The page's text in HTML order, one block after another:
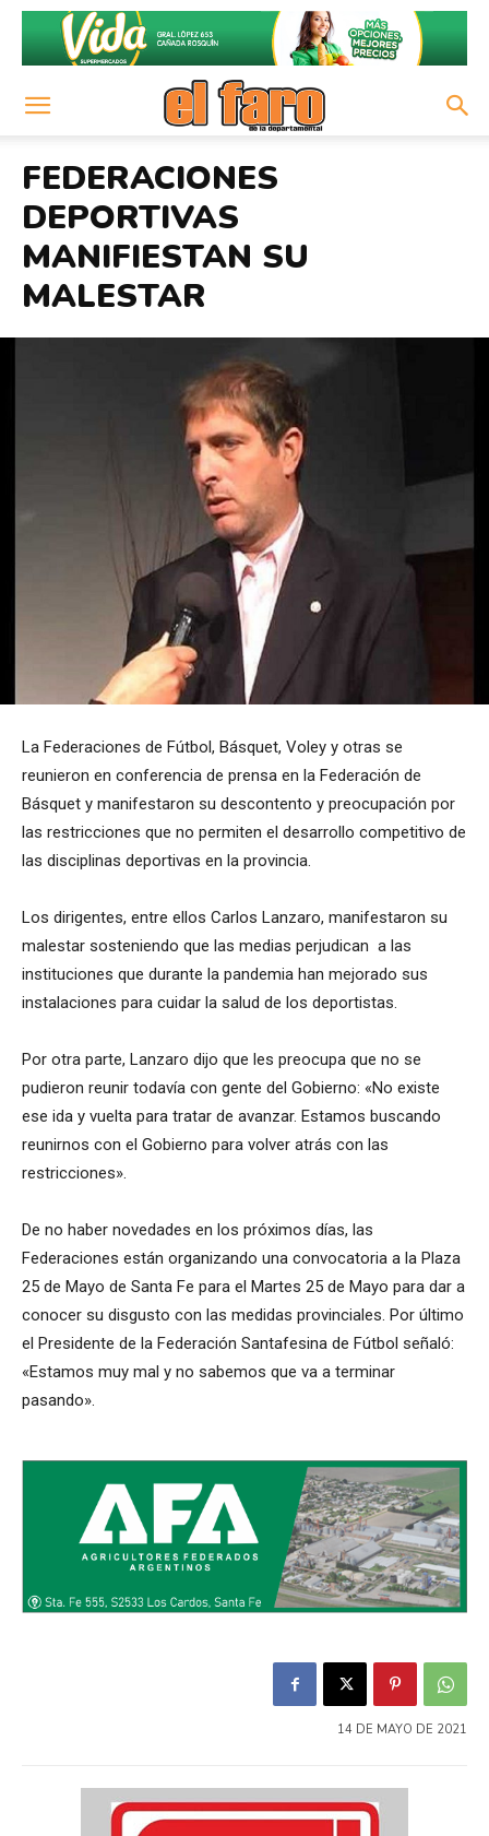
FEDERACIONES
DEPORTIVAS
MANIFIESTAN SU
MALESTAR
La Federaciones de Fútbol, Básquet, Voley y otras se
reunieron en conferencia de prensa en la Federación de
Básquet y manifestaron su descontento y preocupación por
las restricciones que no permiten el desarrollo competitivo de
las disciplinas deportivas en la provincia.
Los dirigentes, entre ellos Carlos Lanzaro, manifestaron su
malestar sosteniendo que las medias perjudican a las
instituciones que durante la pandemia han mejorado sus
instalaciones para cuidar la salud de los deportistas.
Por otra parte, Lanzaro dijo que les preocupa que no se
pudieron reunir todavía con gente del Gobierno: «No existe
ese ida y vuelta para tratar de avanzar. Estamos buscando
reunirnos con el Gobierno para volver atrás con las
restricciones».
De no haber novedades en los próximos días, las
Federaciones están organizando una convocatoria a la Plaza
25 de Mayo de Santa Fe para el Martes 25 de Mayo para dar a
conocer su disgusto con las medidas provinciales. Por último
el Presidente de la Federación Santafesina de Fútbol señaló:
«Estamos muy mal y no sabemos que va a terminar
pasando».
14 DE MAYO DE 2021